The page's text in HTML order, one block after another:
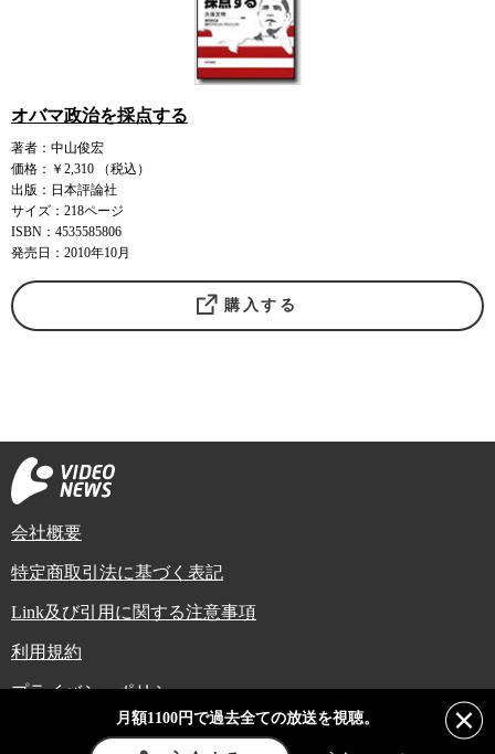
オバマ政治を採点する
著者：中山俊宏
価格：￥2,310 （税込）
出版：日本評論社
サイズ：218ページ
ISBN：4535585806
発売日：2010年10月
購入する
会社概要
特定商取引法に基づく表記
Link及び引用に関する注意事項
利用規約
プライバシーポリシー
Copyright (C) Video News Network. All rights reserved.
ビデオニュースに記載している記事、写真及び動画などは日本の著作権法や国
月額1100円で過去全ての放送を視聴。